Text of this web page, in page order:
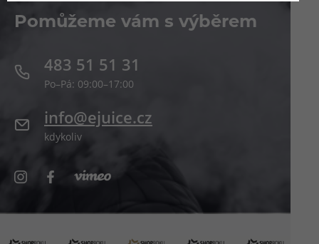
Pomůžeme vám s výběrem
483 51 51 31
Po–Pá: 09:00–17:00
info@ejuice.cz
kdykoliv